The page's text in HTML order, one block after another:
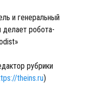
и генеральный
делает робота-
рубрики
theins.ru)